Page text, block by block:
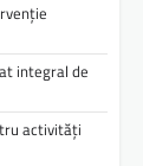
integral de
activități